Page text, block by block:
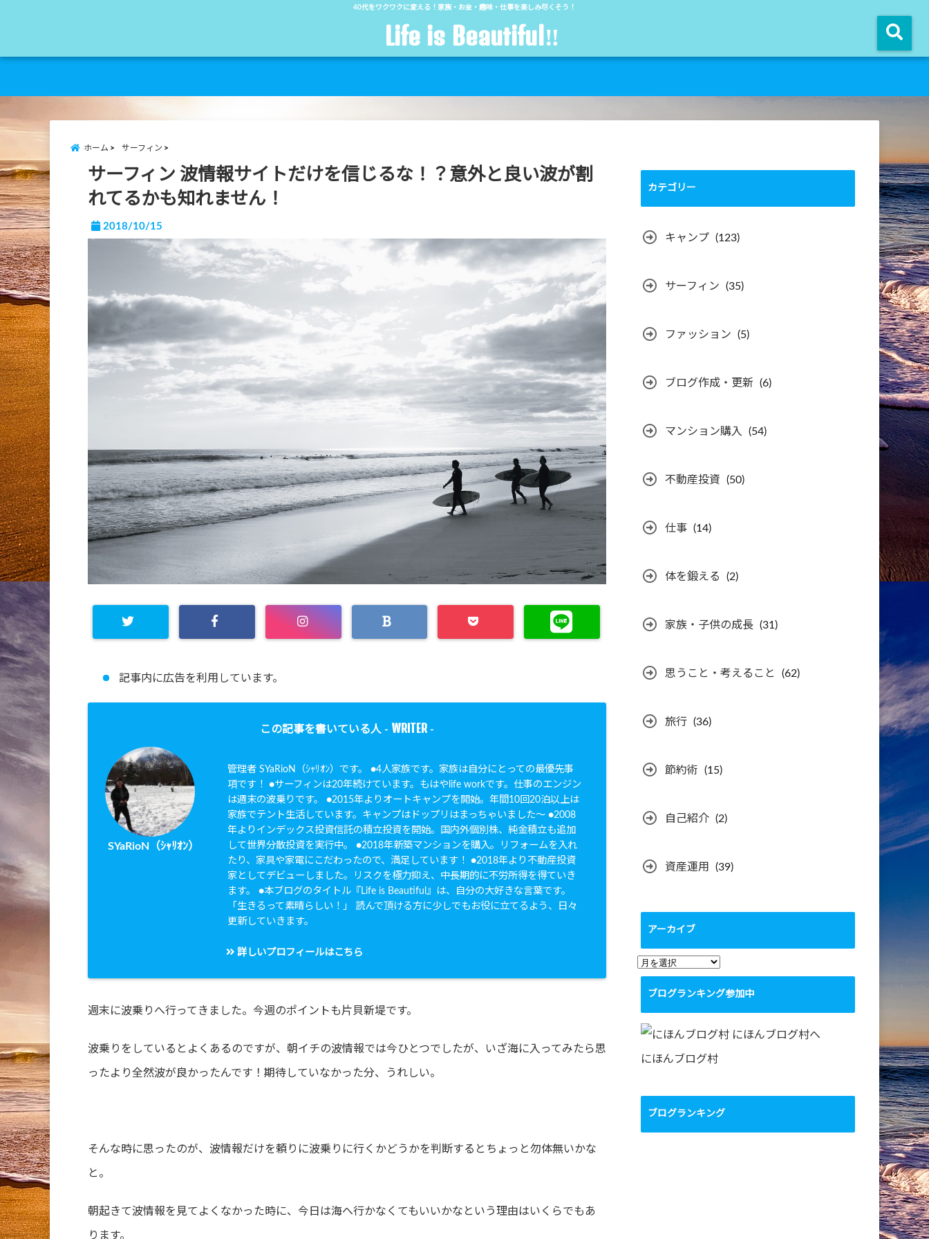
40代をワクワクに変える！家族・お金・趣味・仕事を楽しみ尽くそう！
Life is Beautiful‼︎
ホーム サーフィン
サーフィン 波情報サイトだけを信じるな！？意外と良い波が割
れてるかも知れません！
2018/10/15
記事内に広告を利用しています。
この記事を書いている人 - WRITER -
SYaRioN（ｼｬﾘｵﾝ）
管理者 SYaRioN（ｼｬﾘｵﾝ）です。 ●4人家族です。家族は自分にとっての最優先事
項です！ ●サーフィンは20年続けています。もはやlife workです。仕事のエンジン
は週末の波乗りです。 ●2015年よりオートキャンプを開始。年間10回20泊以上は
家族でテント生活しています。キャンプはドップリはまっちゃいました〜 ●2008
年よりインデックス投資信託の積立投資を開始。国内外個別株、純金積立も追加
して世界分散投資を実行中。 ●2018年新築マンションを購入。リフォームを入れ
たり、家具や家電にこだわったので、満足しています！ ●2018年より不動産投資
家としてデビューしました。リスクを極力抑え、中長期的に不労所得を得ていき
ます。 ●本ブログのタイトル『Life is Beautiful』は、自分の大好きな言葉です。
「生きるって素晴らしい！」 読んで頂ける方に少しでもお役に立てるよう、日々
更新していきます。
詳しいプロフィールはこちら
週末に波乗りへ行ってきました。今週のポイントも片貝新堤です。
波乗りをしているとよくあるのですが、朝イチの波情報では今ひとつでしたが、いざ海に入ってみたら思
ったより全然波が良かったんです！期待していなかった分、うれしい。
そんな時に思ったのが、波情報だけを頼りに波乗りに行くかどうかを判断するとちょっと勿体無いかな
と。
朝起きて波情報を見てよくなかった時に、今日は海へ行かなくてもいいかなという理由はいくらでもあ
ります。
カテゴリー
キャンプ (123)
サーフィン (35)
ファッション (5)
ブログ作成・更新 (6)
マンション購入 (54)
不動産投資 (50)
仕事 (14)
体を鍛える (2)
家族・子供の成長 (31)
思うこと・考えること (62)
旅行 (36)
節約術 (15)
自己紹介 (2)
資産運用 (39)
アーカイブ
ア
ー
イ
ブ
ブログランキング参加中
にほんブログ村
ブログランキング